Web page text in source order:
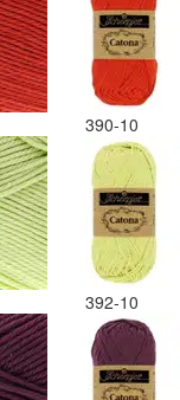
390-10
392-10